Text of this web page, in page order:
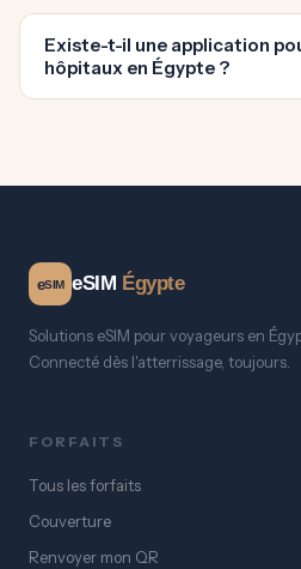
Existe-t-il une application
hôpitaux en Égypte ?
eSIM eSIM Égypte
Solutions eSIM pour voyageurs en
Connecté dès l'atterrissage, toujours.
FORFAITS
Tous les forfaits
Couverture
Renvoyer mon QR